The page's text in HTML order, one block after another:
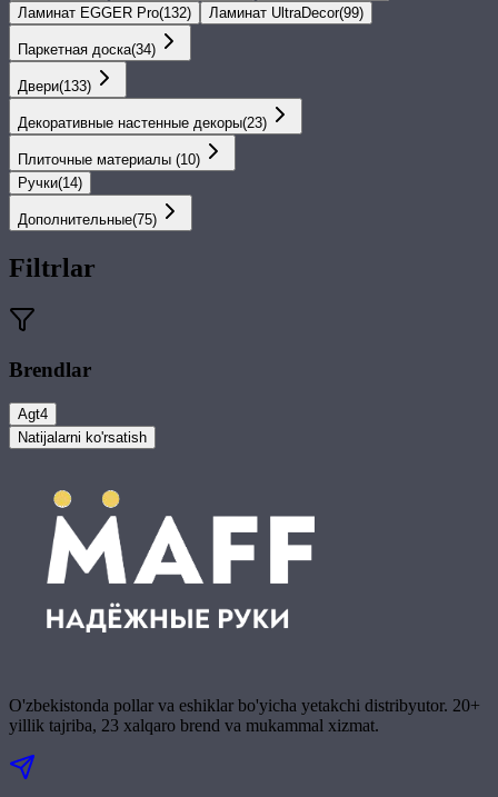
Ламинат EGGER Pro(132) Ламинат UltraDecor(99)
Паркетная доска(34)
Двери(133)
Декоративные настенные декоры(23)
Плиточные материалы (10)
Ручки(14)
Дополнительные(75)
Filtrlar
Brendlar
Agt4
Natijalarni ko'rsatish
O'zbekistonda pollar va eshiklar bo'yicha yetakchi distribyutor. 20+
yillik tajriba, 23 xalqaro brend va mukammal xizmat.